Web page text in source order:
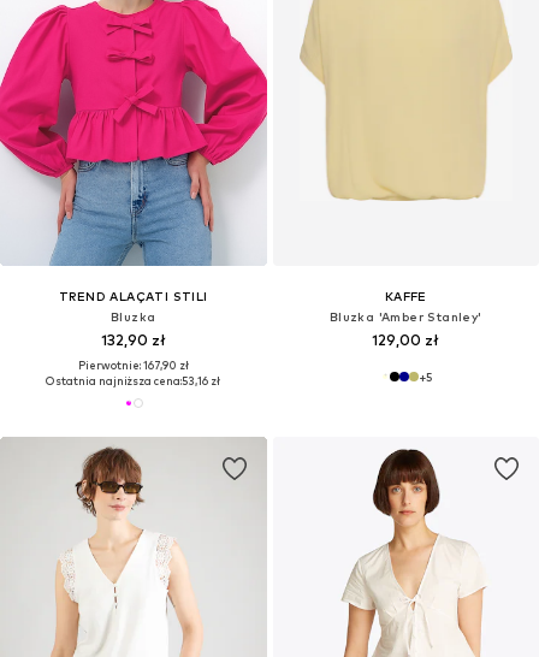
TREND ALAÇATI STILI
Bluzka
132,90 zł
Pierwotnie: 167,90 zł
Ostatnia najniższa cena:53,16 zł
KAFFE
Bluzka 'Amber Stanley'
129,00 zł
+5